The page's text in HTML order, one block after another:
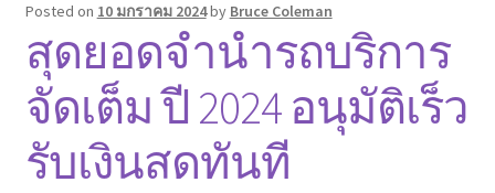
Posted on 10 มกราคม 2024by Bruce Coleman
สุดยอดจำนำรถบริการ
จัดเต็ม ปี 2024 อนุมัติเร็ว
รับเงินสดทันที